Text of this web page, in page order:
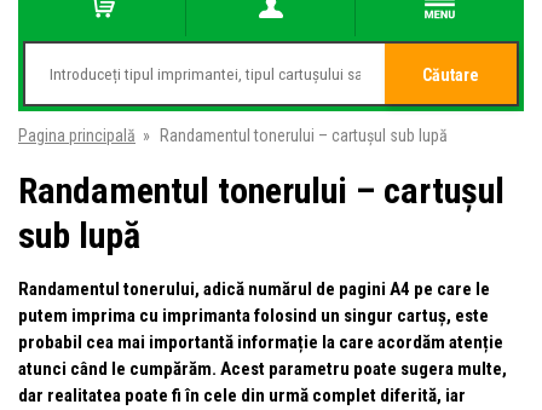
Căutare
Pagina principală » Randamentul tonerului – cartușul sub lupă
Randamentul tonerului – cartușul
sub lupă
Randamentul tonerului, adică numărul de pagini A4 pe care le
putem imprima cu imprimanta folosind un singur cartuș, este
probabil cea mai importantă informație la care acordăm atenție
atunci când le cumpărăm. Acest parametru poate sugera multe,
dar realitatea poate fi în cele din urmă complet diferită, iar